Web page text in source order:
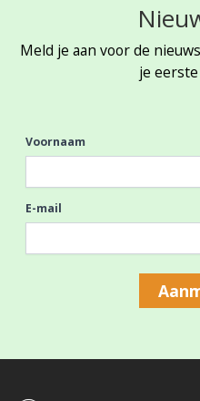
Meld je aan voor de
je
Voornaam
E-mail